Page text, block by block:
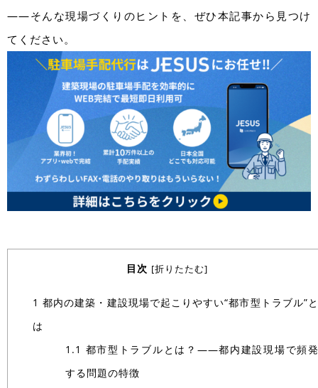
――そんな現場づくりのヒントを、ぜひ本記事から見つけ
てください。
目次 [折りたたむ]
1 都内の建築・建設現場で起こりやすい“都市型トラブル”と
は
1.1 都市型トラブルとは？――都内建設現場で頻発
する問題の特徴